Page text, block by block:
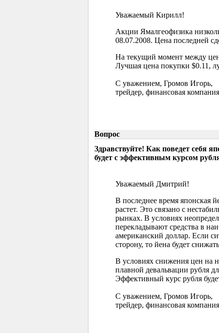
Уважаемый Кирилл!
Акции Ямалгеофизика
08.07.2008. Цена последней
На текущий момент между
Лучшая цена покупки $0.11,
С уважением, Громов Игорь,
трейдер, финансовая
Вопрос
Здравствуйте! Как поведет себя
будет с эффективным курсом
Уважаемый Дмитрий!
В последнее время
растет. Это связано с
рынках. В условиях
перекладывают средства в
американский доллар. Если
сторону, то йена будет
В условиях снижения цен на
плавной девальвации рубля
Эффективный курс рубля
С уважением, Громов Игорь,
трейдер, финансовая